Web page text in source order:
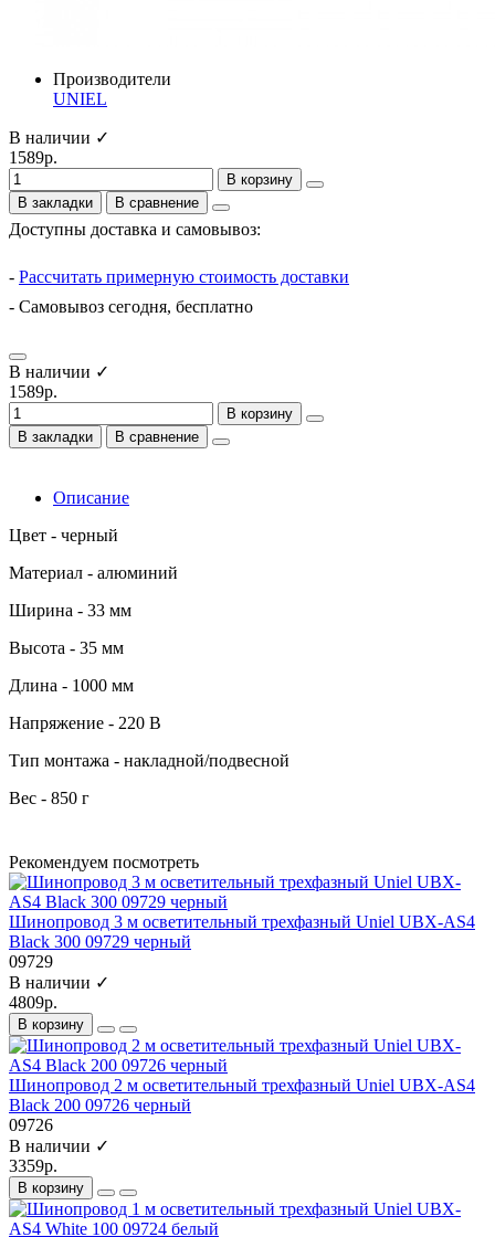
Производители
UNIEL
В наличии ✓
1589р.
В корзину
В закладки
В сравнение
Доступны доставка и самовывоз:
- Рассчитать примерную стоимость доставки
- Самовывоз сегодня, бесплатно
В наличии ✓
1589р.
В корзину
В закладки
В сравнение
Описание
Цвет - черный
Материал - алюминий
Ширина - 33 мм
Высота - 35 мм
Длина - 1000 мм
Напряжение - 220 В
Тип монтажа - накладной/подвесной
Вес - 850 г
Рекомендуем посмотреть
Шинопровод 3 м осветительный трехфазный Uniel UBX-AS4
Black 300 09729 черный
09729
В наличии ✓
4809р.
В корзину
Шинопровод 2 м осветительный трехфазный Uniel UBX-AS4
Black 200 09726 черный
09726
В наличии ✓
3359р.
В корзину